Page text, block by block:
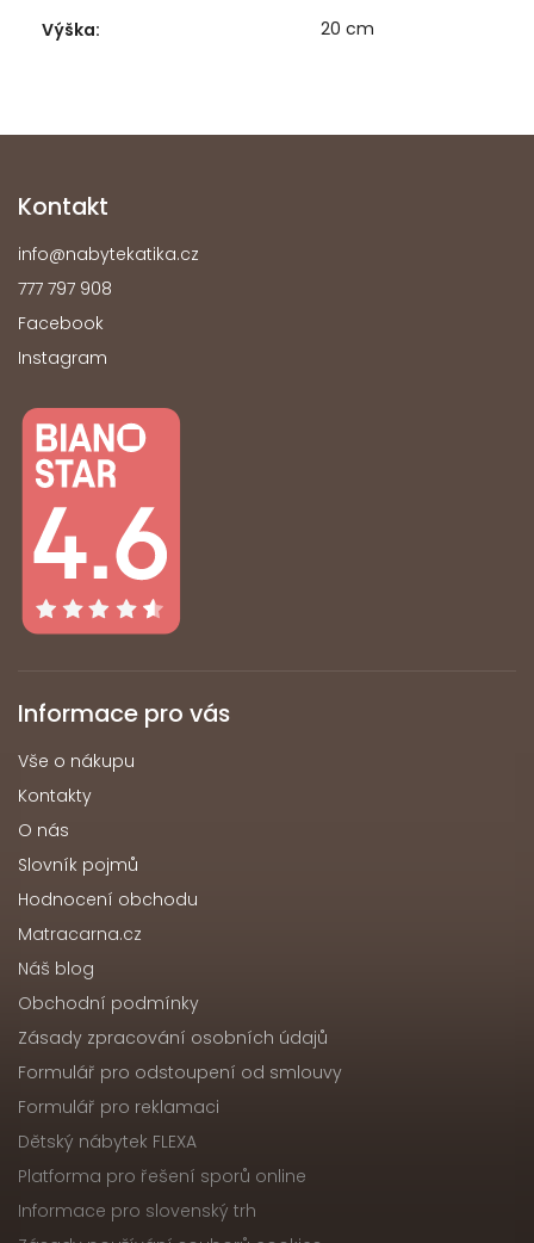
Výška: 20 cm
Kontakt
info@nabytekatika.cz
777 797 908
Facebook
Instagram
Informace pro vás
Vše o nákupu
Kontakty
O nás
Slovník pojmů
Hodnocení obchodu
Matracarna.cz
Náš blog
Obchodní podmínky
Zásady zpracování osobních údajů
Formulář pro odstoupení od smlouvy
Formulář pro reklamaci
Dětský nábytek FLEXA
Platforma pro řešení sporů online
Informace pro slovenský trh